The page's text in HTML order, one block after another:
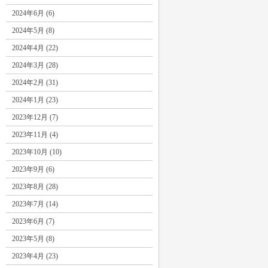
2024年6月 (6)
2024年5月 (8)
2024年4月 (22)
2024年3月 (28)
2024年2月 (31)
2024年1月 (23)
2023年12月 (7)
2023年11月 (4)
2023年10月 (10)
2023年9月 (6)
2023年8月 (28)
2023年7月 (14)
2023年6月 (7)
2023年5月 (8)
2023年4月 (23)